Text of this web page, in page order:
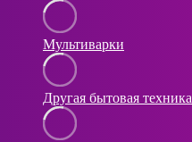
Мультиварки
Другая бытовая техника